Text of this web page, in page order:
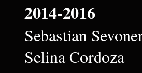
2014-2016
Sebastian
Selina Cordoza